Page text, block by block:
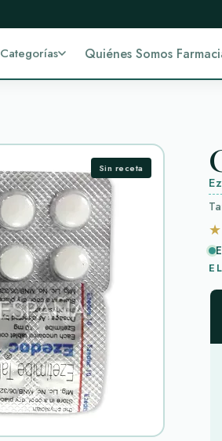
Categorías Quiénes Somos
Sin receta